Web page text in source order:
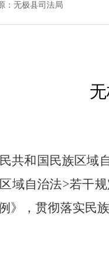
：无极县司法局
共和国民族区域
域自治法>若干
》，贯彻落实民